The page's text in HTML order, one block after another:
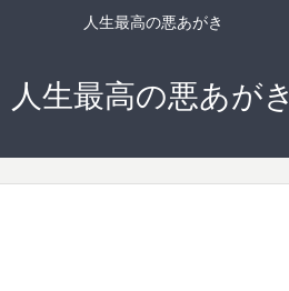
人生最高の悪あがき
人生最高の悪あがき